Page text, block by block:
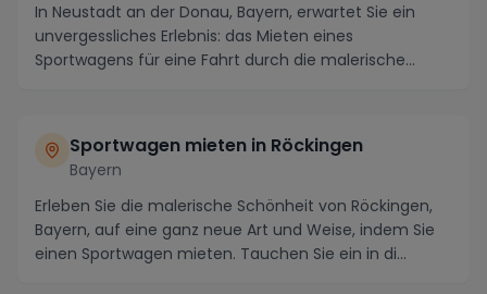
In Neustadt an der Donau, Bayern, erwartet Sie ein
unvergessliches Erlebnis: das Mieten eines
Sportwagens für eine Fahrt durch die malerische
Sportwagen mieten in Röckingen
Bayern
Erleben Sie die malerische Schönheit von Röckingen,
Bayern, auf eine ganz neue Art und Weise, indem Sie
einen Sportwagen mieten. Tauchen Sie ein in di...